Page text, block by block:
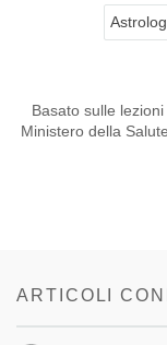
Basato sulle
Ministero della
ARTICOLI